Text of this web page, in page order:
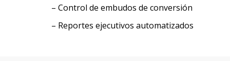
– Control de embudos de conversión
– Reportes ejecutivos automatizados